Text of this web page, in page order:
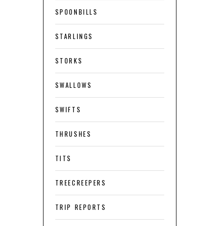
SPOONBILLS
STARLINGS
STORKS
SWALLOWS
SWIFTS
THRUSHES
TITS
TREECREEPERS
TRIP REPORTS